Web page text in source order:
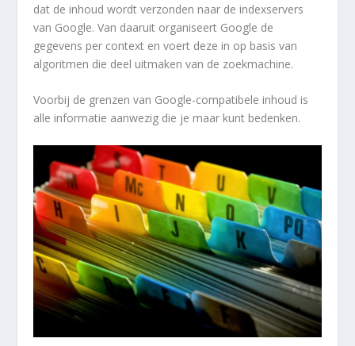
dat de inhoud wordt verzonden naar de indexservers
van Google. Van daaruit organiseert Google de
gegevens per context en voert deze in op basis van
algoritmen die deel uitmaken van de zoekmachine.
Voorbij de grenzen van Google-compatibele inhoud is
alle informatie aanwezig die je maar kunt bedenken.